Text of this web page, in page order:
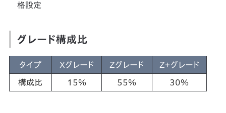
格設定
グレード構成比
タイプ Xグレード Zグレード Z＋グレード
構成比 15％ 55％ 30％